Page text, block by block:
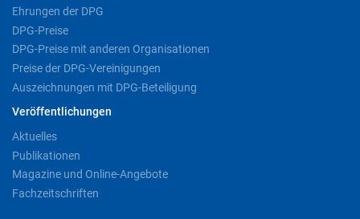
Ehrungen der DPG
DPG-Preise
DPG-Preise mit anderen Organisationen
Preise der DPG-Vereinigungen
Auszeichnungen mit DPG-Beteiligung
Veröffentlichungen
Aktuelles
Publikationen
Magazine und Online-Angebote
Fachzeitschriften